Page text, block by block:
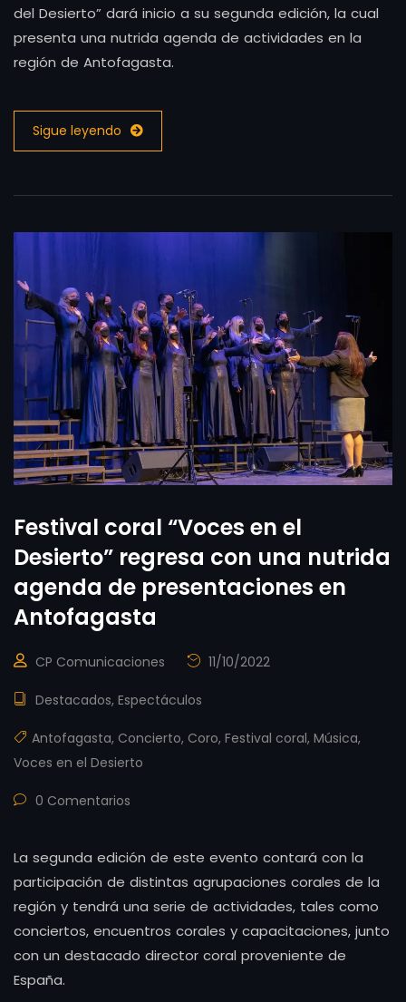
del Desierto” dará inicio a su segunda edición, la cual
presenta una nutrida agenda de actividades en la
región de Antofagasta.
Sigue leyendo
Festival coral “Voces en el
Desierto” regresa con una nutrida
agenda de presentaciones en
Antofagasta
CP Comunicaciones 11/10/2022
Destacados, Espectáculos
Antofagasta, Concierto, Coro, Festival coral, Música,
Voces en el Desierto
0 Comentarios
La segunda edición de este evento contará con la
participación de distintas agrupaciones corales de la
región y tendrá una serie de actividades, tales como
conciertos, encuentros corales y capacitaciones, junto
con un destacado director coral proveniente de
España.